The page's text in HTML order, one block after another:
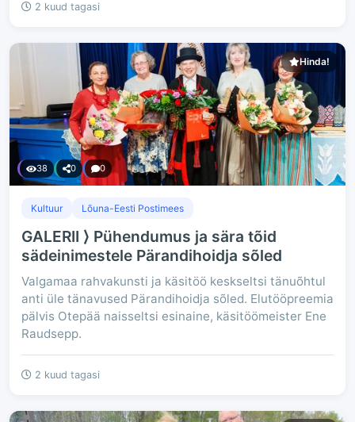
2 kuud tagasi
Hinda!
38 0 0
Kultuur Lõuna-Eesti Postimees
GALERII ⟩ Pühendumus ja sära tõid
sädeinimestele Pärandihoidja sõled
Valgamaa rahvakunsti ja käsitöö keskseltsi tänuõhtul
anti üle tänavused Pärandihoidja sõled. Elutööpreemia
pälvis Otepää naisseltsi esinaine, käsitöömeister Ene
Raudsepp.
2 kuud tagasi